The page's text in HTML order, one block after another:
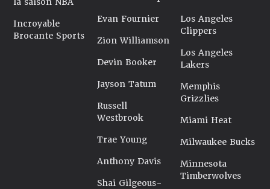
Incroyable
Brocante Sports
Evan Fournier
Zion Williamson
Devin Booker
Jayson Tatum
Russell
Westbrook
Trae Young
Anthony Davis
Shai Gilgeous-
Los Angeles
Clippers
Los Angeles
Lakers
Memphis
Grizzlies
Miami Heat
Milwaukee Bucks
Minnesota
Timberwolves